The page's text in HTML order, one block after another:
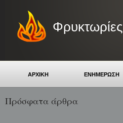
Φρυκτωρίες
ΑΡΧΙΚΗ ΕΝΗΜΕΡΩΣΗ
Πρόσφατα άρθρα